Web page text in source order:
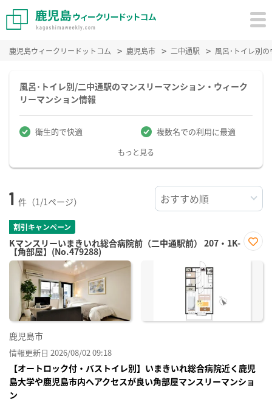
鹿児島ウィークリードットコム 鹿児島市 二中通駅 風呂･トイレ別
風呂･トイレ別/二中通駅のマンスリーマンション・ウィーク
リーマンション情報
衛生的で快適 複数名での利用に最適
もっと見る
1 件（1/1ページ）
割引キャンペーン
Kマンスリーいまきいれ総合病院前（二中通駅前） 207・1K-
【角部屋】(No.479288)
に入
鹿児島市
情報更新日 2026/08/02 09:18
【オートロック付・バストイレ別】いまきいれ総合病院近く鹿児
島大学や鹿児島市内へアクセスが良い角部屋マンスリーマンショ
ン